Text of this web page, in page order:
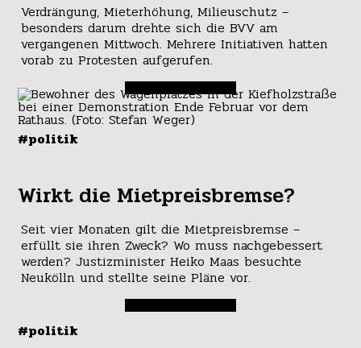
Verdrängung, Mieterhöhung, Milieuschutz –
besonders darum drehte sich die BVV am
vergangenen Mittwoch. Mehrere Initiativen hatten
vorab zu Protesten aufgerufen.
#politik
Wirkt die Mietpreisbremse?
Seit vier Monaten gilt die Mietpreisbremse –
erfüllt sie ihren Zweck? Wo muss nachgebessert
werden? Justizminister Heiko Maas besuchte
Neukölln und stellte seine Pläne vor.
#politik